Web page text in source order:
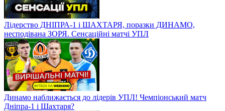
Лідерство ДНІПРА-1 і ШАХТАРЯ, поразки ДИНАМО,
несподівана ЗОРЯ. Сенсаційні матчі УПЛ
Динамо наближається до лідерів УПЛ! Чемпіонський матч
Дніпра-1 і Шахтаря?